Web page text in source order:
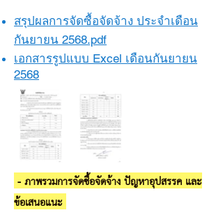
สรุปผลการจัดซื้อจัดจ้าง ประจำเดือน
กันยายน 2568.pdf​​
เอกสารรูปแบบ Excel เดือนกันยายน
2568
- ภาพรวมการจัดซื้อจัดจ้าง ปัญหาอุปสรรค และ
ข้อเสนอแนะ